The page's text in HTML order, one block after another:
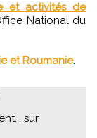
et activités de
National du
et Roumanie.
sur